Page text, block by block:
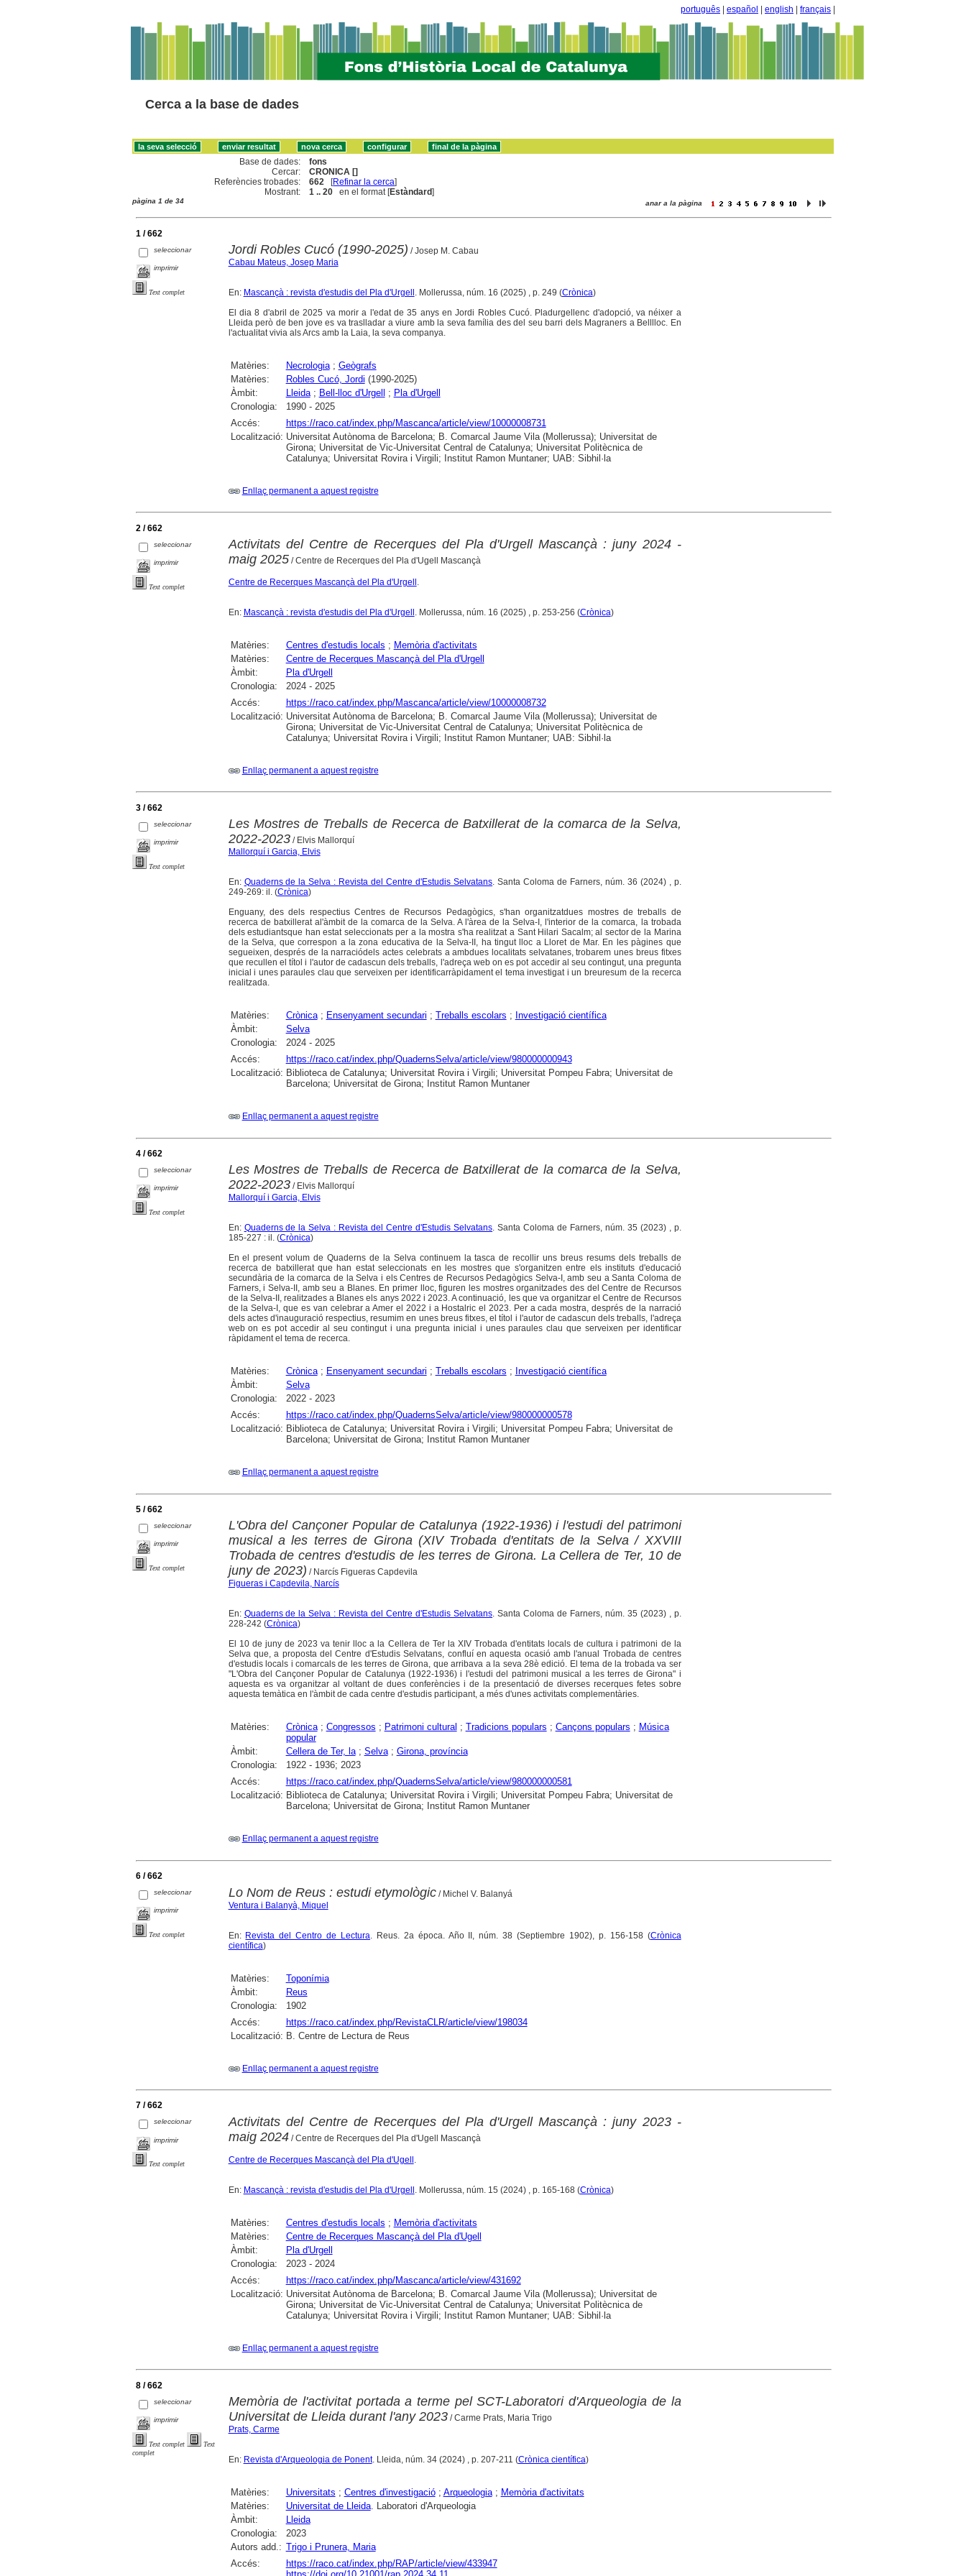
português español english français
Cerca a la base de dades
Base de dades:
fons
Cercar:
CRONICA []
Referències trobades:
662 [Refinar la cerca]
Mostrant:
1 .. 20 en el format [Estàndard]
pàgina 1 de 34 anar a la pàgina
1 / 662
seleccionar
imprimir
Text complet
Jordi Robles Cucó (1990-2025) / Josep M. Cabau
Cabau Mateus, Josep Maria
En: Mascançà : revista d'estudis del Pla d'Urgell. Mollerussa, núm. 16 (2025) , p. 249 (Crònica)
El dia 8 d'abril de 2025 va morir a l'edat de 35 anys en Jordi Robles Cucó. Pladurgellenc d'adopció, va néixer a
Lleida però de ben jove es va traslladar a viure amb la seva família des del seu barri dels Magraners a Belllloc. En
l'actualitat vivia als Arcs amb la Laia, la seva companya.
Matèries: Necrologia; Geògrafs
Matèries:
Robles Cucó, Jordi (1990-2025)
Àmbit:
Lleida; Bell-lloc d'Urgell ; Pla d'Urgell
Cronologia:
1990 - 2025
Accés:
https://raco.cat/index.php/Mascanca/article/view/10000008731
Localització: Universitat Autònoma de Barcelona; B. Comarcal Jaume Vila (Mollerussa); Universitat de
Girona; Universitat de Vic-Universitat Central de Catalunya; Universitat Politècnica de
Catalunya; Universitat Rovira i Virgili; Institut Ramon Muntaner; UAB: Sibhil·la
Enllaç permanent a aquest registre
2 / 662
seleccionar
imprimir
Text complet
Activitats del Centre de Recerques del Pla d'Urgell Mascançà : juny 2024 -
maig 2025/ Centre de Recerques del Pla d'Ugell Mascançà
Centre de Recerques Mascançà del Pla d'Urgell .
En: Mascançà : revista d'estudis del Pla d'Urgell . Mollerussa, núm. 16 (2025) , p. 253-256 (Crònica)
Matèries: Centres d'estudis locals ; Memòria d'activitats
Matèries:
Centre de Recerques Mascançà del Pla d'Urgell
Àmbit:
Pla d'Urgell
Cronologia:
2024 - 2025
Accés:
https://raco.cat/index.php/Mascanca/article/view/10000008732
Localització: Universitat Autònoma de Barcelona; B. Comarcal Jaume Vila (Mollerussa); Universitat de
Girona; Universitat de Vic-Universitat Central de Catalunya; Universitat Politècnica de
Catalunya; Universitat Rovira i Virgili; Institut Ramon Muntaner; UAB: Sibhil·la
Enllaç permanent a aquest registre
3 / 662
seleccionar
imprimir
Text complet
Les Mostres de Treballs de Recerca de Batxillerat de la comarca de la Selva,
2022-2023/ Elvis Mallorquí
Mallorquí i Garcia, Elvis
En: Quaderns de la Selva : Revista del Centre d'Estudis Selvatans. Santa Coloma de Farners, núm. 36 (2024) , p.
249-269: il. (Crònica)
Enguany, des dels respectius Centres de Recursos Pedagògics, s'han organitzatdues mostres de treballs de
recerca de batxillerat al'àmbit de la comarca de la Selva. A l'àrea de la Selva-I, l'interior de la comarca, la trobada
dels estudiantsque han estat seleccionats per a la mostra s'ha realitzat a Sant Hilari Sacalm; al sector de la Marina
de la Selva, que correspon a la zona educativa de la Selva-II, ha tingut lloc a Lloret de Mar. En les pàgines que
segueixen, després de la narraciódels actes celebrats a ambdues localitats selvatanes, trobarem unes breus fitxes
que recullen el títol i l'autor de cadascun dels treballs, l'adreça web on es pot accedir al seu contingut, una pregunta
inicial i unes paraules clau que serveixen per identificarràpidament el tema investigat i un breuresum de la recerca
realitzada.
Matèries: Crònica; Ensenyament secundari ; Treballs escolars ; Investigació científica
Àmbit:
Selva
Cronologia:
2024 - 2025
Accés:
https://raco.cat/index.php/QuadernsSelva/article/view/980000000943
Localització: Biblioteca de Catalunya; Universitat Rovira i Virgili; Universitat Pompeu Fabra; Universitat de
Barcelona; Universitat de Girona; Institut Ramon Muntaner
Enllaç permanent a aquest registre
4 / 662
seleccionar
imprimir
Text complet
Les Mostres de Treballs de Recerca de Batxillerat de la comarca de la Selva,
2022-2023/ Elvis Mallorquí
Mallorquí i Garcia, Elvis
En: Quaderns de la Selva : Revista del Centre d'Estudis Selvatans. Santa Coloma de Farners, núm. 35 (2023) , p.
185-227 : il. (Crònica)
En el present volum de Quaderns de la Selva continuem la tasca de recollir uns breus resums dels treballs de
recerca de batxillerat que han estat seleccionats en les mostres que s'organitzen entre els instituts d'educació
secundària de la comarca de la Selva i els Centres de Recursos Pedagògics Selva-I, amb seu a Santa Coloma de
Farners, i Selva-II, amb seu a Blanes. En primer lloc, figuren les mostres organitzades des del Centre de Recursos
de la Selva-II, realitzades a Blanes els anys 2022 i 2023. A continuació, les que va organitzar el Centre de Recursos
de la Selva-I, que es van celebrar a Amer el 2022 i a Hostalric el 2023. Per a cada mostra, després de la narració
dels actes d'inauguració respectius, resumim en unes breus fitxes, el títol i l'autor de cadascun dels treballs, l'adreça
web on es pot accedir al seu contingut i una pregunta inicial i unes paraules clau que serveixen per identificar
ràpidament el tema de recerca.
Matèries: Crònica; Ensenyament secundari ; Treballs escolars ; Investigació científica
Àmbit:
Selva
Cronologia:
2022 - 2023
Accés:
https://raco.cat/index.php/QuadernsSelva/article/view/980000000578
Localització: Biblioteca de Catalunya; Universitat Rovira i Virgili; Universitat Pompeu Fabra; Universitat de
Barcelona; Universitat de Girona; Institut Ramon Muntaner
Enllaç permanent a aquest registre
5 / 662
seleccionar
imprimir
Text complet
L'Obra del Cançoner Popular de Catalunya (1922-1936) i l'estudi del patrimoni
musical a les terres de Girona (XIV Trobada d'entitats de la Selva / XXVIII
Trobada de centres d'estudis de les terres de Girona. La Cellera de Ter, 10 de
juny de 2023) / Narcís Figueras Capdevila
Figueras i Capdevila, Narcís
En: Quaderns de la Selva : Revista del Centre d'Estudis Selvatans. Santa Coloma de Farners, núm. 35 (2023) , p.
228-242 (Crònica)
El 10 de juny de 2023 va tenir lloc a la Cellera de Ter la XIV Trobada d'entitats locals de cultura i patrimoni de la
Selva que, a proposta del Centre d'Estudis Selvatans, confluí en aquesta ocasió amb l'anual Trobada de centres
d'estudis locals i comarcals de les terres de Girona, que arribava a la seva 28è edició. El tema de la trobada va ser
"L'Obra del Cançoner Popular de Catalunya (1922-1936) i l'estudi del patrimoni musical a les terres de Girona" i
aquesta es va organitzar al voltant de dues conferències i de la presentació de diverses recerques fetes sobre
aquesta temàtica en l'àmbit de cada centre d'estudis participant, a més d'unes activitats complementàries.
Matèries: Crònica; Congressos ; Patrimoni cultural ; Tradicions populars ; Cançons populars ; Música
popular
Àmbit:
Cellera de Ter, la; Selva; Girona, província
Cronologia:
1922 - 1936; 2023
Accés:
https://raco.cat/index.php/QuadernsSelva/article/view/980000000581
Localització: Biblioteca de Catalunya; Universitat Rovira i Virgili; Universitat Pompeu Fabra; Universitat de
Barcelona; Universitat de Girona; Institut Ramon Muntaner
Enllaç permanent a aquest registre
6 / 662
seleccionar
imprimir
Text complet
Lo Nom de Reus : estudi etymològic/ Michel V. Balanyá
Ventura i Balanyà, Miquel
En: Revista del Centro de Lectura . Reus. 2a época. Año II, núm. 38 (Septiembre 1902), p. 156-158 (Crònica
científica)
Matèries:
Toponímia
Àmbit:
Reus
Cronologia:
1902
Accés:
https://raco.cat/index.php/RevistaCLR/article/view/198034
Localització: B. Centre de Lectura de Reus
Enllaç permanent a aquest registre
7 / 662
seleccionar
imprimir
Text complet
Activitats del Centre de Recerques del Pla d'Urgell Mascançà : juny 2023 -
maig 2024/ Centre de Recerques del Pla d'Ugell Mascançà
Centre de Recerques Mascançà del Pla d'Ugell
En: Mascançà : revista d'estudis del Pla d'Urgell . Mollerussa, núm. 15 (2024) , p. 165-168 (Crònica)
Matèries: Centres d'estudis locals ; Memòria d'activitats
Matèries:
Centre de Recerques Mascançà del Pla d'Ugell
Àmbit:
Pla d'Urgell
Cronologia:
2023 - 2024
Accés:
https://raco.cat/index.php/Mascanca/article/view/431692
Localització: Universitat Autònoma de Barcelona; B. Comarcal Jaume Vila (Mollerussa); Universitat de
Girona; Universitat de Vic-Universitat Central de Catalunya; Universitat Politècnica de
Catalunya; Universitat Rovira i Virgili; Institut Ramon Muntaner; UAB: Sibhil·la
Enllaç permanent a aquest registre
8 / 662
seleccionar
imprimir
Text complet
Text
complet
Memòria de l'activitat portada a terme pel SCT-Laboratori d'Arqueologia de la
Universitat de Lleida durant l'any 2023/ Carme Prats, Maria Trigo
Prats, Carme
En: Revista d'Arqueologia de Ponent. Lleida, núm. 34 (2024) , p. 207-211 (Crònica científica)
Matèries: Universitats ; Centres d'investigació; Arqueologia; Memòria d'activitats
Matèries:
Universitat de Lleida. Laboratori d'Arqueologia
Àmbit:
Lleida
Cronologia:
2023
Autors add.: Trigo i Prunera, Maria
Accés:
https://raco.cat/index.php/RAP/article/view/433947